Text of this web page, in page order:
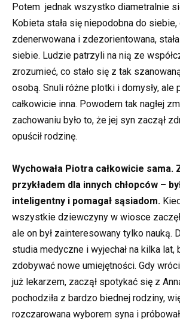
Potem jednak wszystko diametralnie
Kobieta stała się niepodobna do
zdenerwowana i zdezorientowana,
siebie. Ludzie patrzyli na nią ze
zrozumieć, co stało się z tak
osobą. Snuli różne plotki i domysły, ale
całkowicie inna. Powodem tak nagłej
zachowaniu było to, że jej syn zaczął
opuścił rodzinę.
Wychowała Piotra całkowicie sama.
przykładem dla innych chłopców –
inteligentny i pomagał sąsiadom.
wszystkie dziewczyny w wiosce
ale on był zainteresowany tylko nauką.
studia medyczne i wyjechał na kilka lat,
zdobywać nowe umiejętności. Gdy
już lekarzem, zaczął spotykać się z
pochodziła z bardzo biednej rodziny,
rozczarowana wyborem syna i